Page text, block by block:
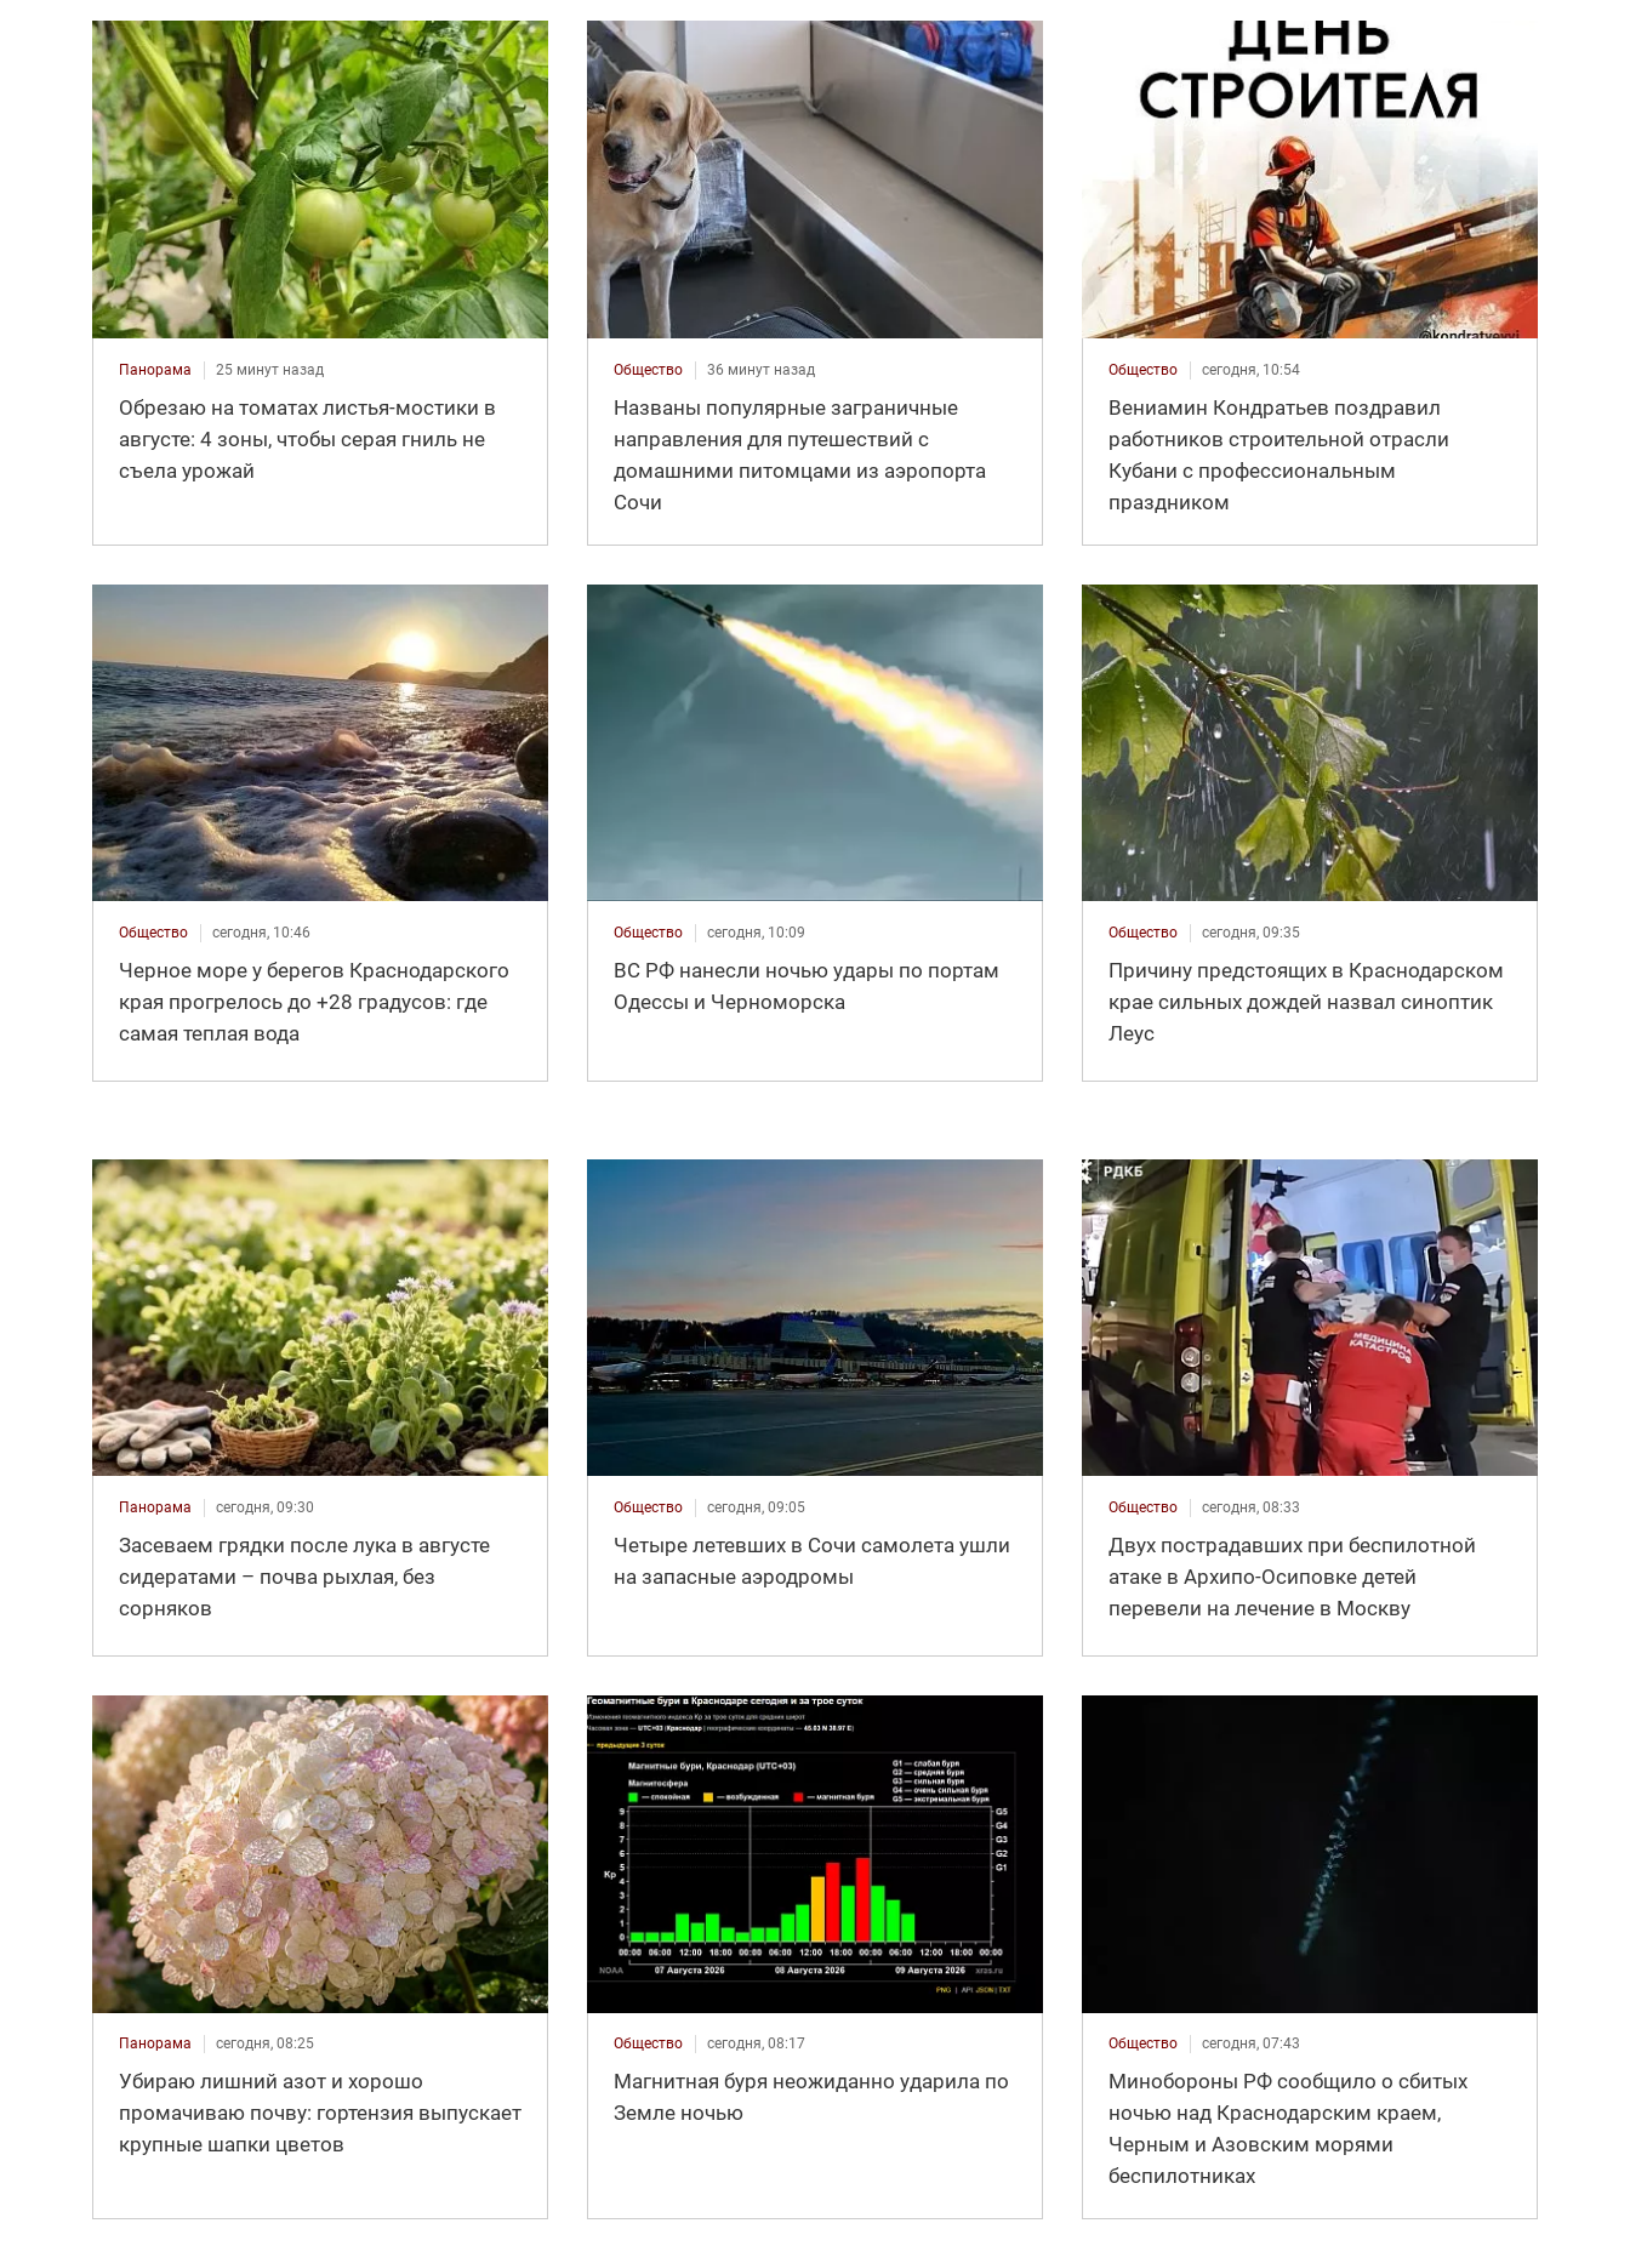
Панорама 25 минут назад
Обрезаю на томатах листья-мостики в
августе: 4 зоны, чтобы серая гниль не
съела урожай
Общество 36 минут назад
Названы популярные заграничные
направления для путешествий с
домашними питомцами из аэропорта
Сочи
Общество сегодня, 10:54
Вениамин Кондратьев поздравил
работников строительной отрасли
Кубани с профессиональным
праздником
Общество сегодня, 10:46
Черное море у берегов Краснодарского
края прогрелось до +28 градусов: где
самая теплая вода
Общество сегодня, 10:09
ВС РФ нанесли ночью удары по портам
Одессы и Черноморска
Общество сегодня, 09:35
Причину предстоящих в Краснодарском
крае сильных дождей назвал синоптик
Леус
Панорама сегодня, 09:30
Засеваем грядки после лука в августе
сидератами – почва рыхлая, без
сорняков
Общество сегодня, 09:05
Четыре летевших в Сочи самолета ушли
на запасные аэродромы
Общество сегодня, 08:33
Двух пострадавших при беспилотной
атаке в Архипо-Осиповке детей
перевели на лечение в Москву
Панорама сегодня, 08:25
Убираю лишний азот и хорошо
промачиваю почву: гортензия выпускает
крупные шапки цветов
Общество сегодня, 08:17
Магнитная буря неожиданно ударила по
Земле ночью
Общество сегодня, 07:43
Минобороны РФ сообщило о сбитых
ночью над Краснодарским краем,
Черным и Азовским морями
беспилотниках